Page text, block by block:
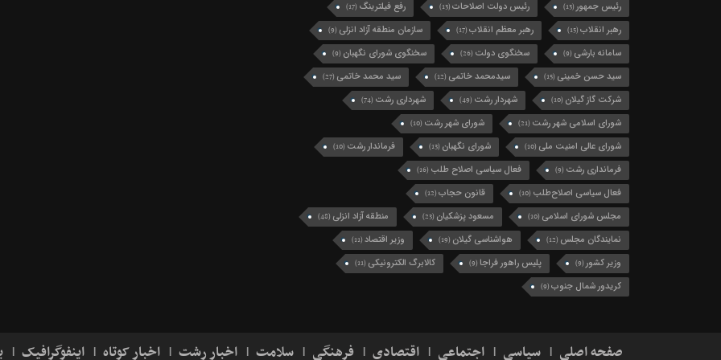
رئیس جمهور(13) رئیس دولت اصلاحات(13) رفع فیلترینگ (17)
رهبر انقلاب(15) رهبر معظم انقلاب(17) سازمان منطقه آزاد انزلی (9)
سامانه بارشی (9) سخنگوی دولت (26) سخنگوی شورای نگهبان (9)
سید حسن خمینی (15) سیدمحمد خاتمی (12) سید محمد خاتمی (27)
شرکت گاز گیلان (10) شهردار رشت (49) شهرداری رشت (74)
شورای اسلامی شهر رشت (21) شورای شهر رشت (10)
شورای عالی امنیت ملی (10) شورای نگهبان (13) فرماندار رشت (10)
فرمانداری رشت (9) فعال سیاسی اصلاح طلب (16)
فعال سیاسی اصلاح‌طلب (10) قانون حجاب(12)
مجلس شورای اسلامی (10) مسعود پزشکیان (23) منطقه آزاد انزلی (48)
نمایندگان مجلس (12) هواشناسی گیلان (19) وزیر اقتصاد(11)
وزیر کشور(9) پلیس راهور فراجا (9) کالابرگ الکترونیکی (11)
کریدور شمال جنوب(9)
صفحه اصلی سیاسی اجتماعی اقتصادی فرهنگی سلامت اخبار رشت اخبار کوتاه اینفوگرافیک